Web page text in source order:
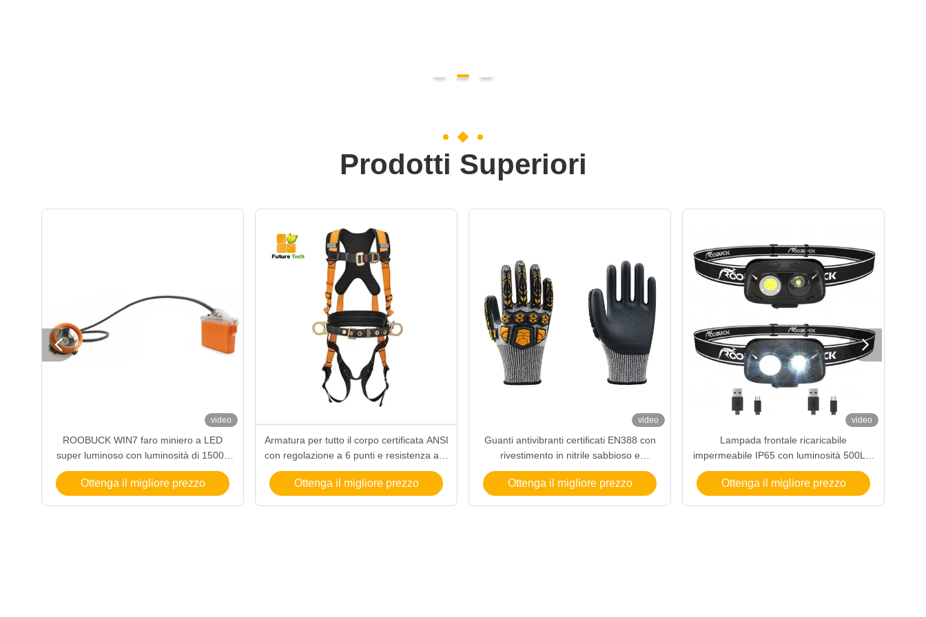
Prodotti Superiori
video
ROOBUCK WIN7 faro miniero a LED
super luminoso con luminosità di 15000
Lux, 13 ore di funzionamento e design
impermeabile e a prova di impatto per il
Ottenga il migliore prezzo
Armatura per tutto il corpo certificata ANSI
con regolazione a 6 punti e resistenza alla
rottura di 25000 libbre
Ottenga il migliore prezzo
video
Guanti antivibranti certificati EN388 con
rivestimento in nitrile sabbioso e
resistenza agli urti per la sicurezza
industriale
Ottenga il migliore prezzo
video
Lampada frontale ricaricabile
impermeabile IP65 con luminosità 500LM
per luce da lavoro all'aperto
Ottenga il migliore prezzo
 